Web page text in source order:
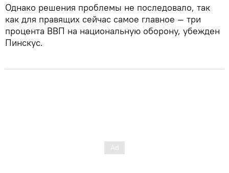
Однако решения проблемы не последовало, так
как для правящих сейчас самое главное — три
процента ВВП на национальную оборону, убежден
Пинскус.